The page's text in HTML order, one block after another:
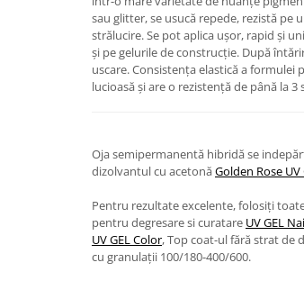
sau glitter, se usucă repede, rezistă pe
strălucire. Se pot aplica ușor, rapid și
și pe gelurile de construcție. După
uscare. Consistența elastică a
lucioasă și are o rezistență de până la 3
Oja semipermanentă hibridă se
dizolvantul cu acetonăGolden Rose
Pentru rezultate excelente, folosiți
pentru degresare si curatare UV GEL
UV GEL Color, Top coat-ul fără strat de
cu granulații 100/180-400/600.